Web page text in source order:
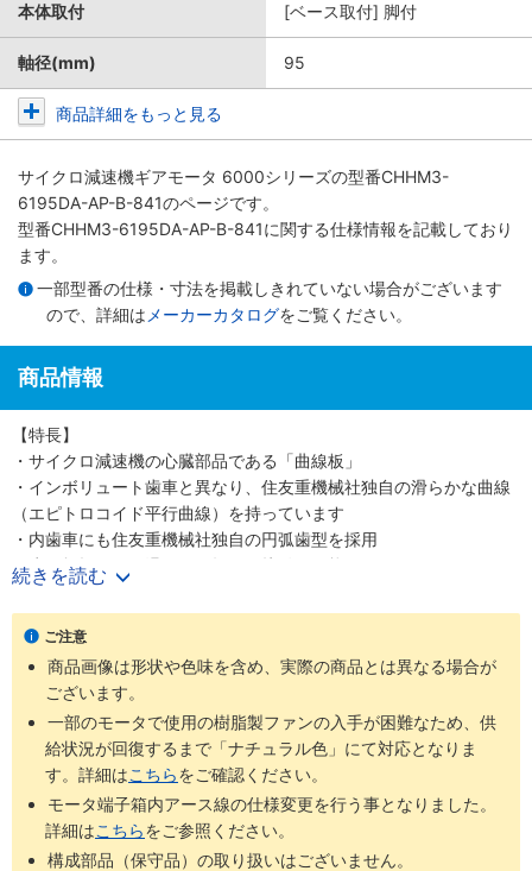
本体取付 [ベース取付] 脚付
軸径(mm) 95
商品詳細をもっと見る
サイクロ減速機ギアモータ 6000シリーズの型番CHHM3-
6195DA-AP-B-841のページです。
型番CHHM3-6195DA-AP-B-841に関する仕様情報を記載しており
ます。
一部型番の仕様・寸法を掲載しきれていない場合がございます
ので、詳細は メーカーカタログをご覧ください。
商品情報
【特長】
・サイクロ減速機の心臓部品である「曲線板」
・インボリュート歯車と異なり、住友重機械社独自の滑らかな曲線
（エピトロコイド平行曲線）を持っています
・内歯車にも住友重機械社独自の円弧歯型を採用
・歯の折損がない滑らかな転がり接触を可能にしました
・少ない減速段数で高い減速比を得ること、つまり高効率と高減速
比の両立を可能にしました
・噛み合い率がインボリュートギヤの2～3倍高く、衝撃荷重が発生
しても多くの歯で分散して吸収する為、タフで長寿命な減速機です
・減速機部の材質は耐摩耗・耐疲労性に富む高炭素高クロム軸受鋼
を使用しています
続きを読む
ご注意
商品画像は形状や色味を含め、実際の商品とは異なる場合が
ございます。
一部のモータで使用の樹脂製ファンの入手が困難なため、供
給状況が回復するまで「ナチュラル色」にて対応となりま
す。詳細はこちらをご確認ください。
モータ端子箱内アース線の仕様変更を行う事となりました。
詳細はこちらをご参照ください。
構成部品（保守品）の取り扱いはございません。